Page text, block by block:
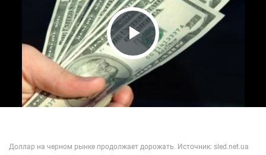
Play Video